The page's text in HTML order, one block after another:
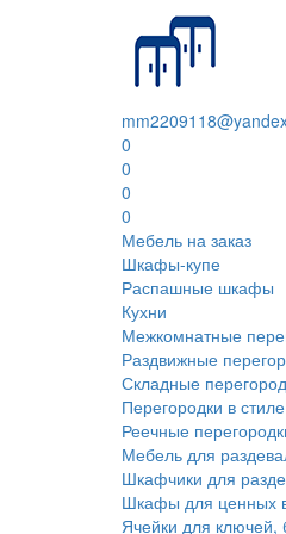
0
0
0
0
Мебель на заказ
Шкафы-купе
Распашные шкафы
Кухни
Межкомнатные
Раздвижные
Складные
Перегородки в
Реечные
Мебель для
Шкафчики для
Шкафы для ценных
Ячейки для ключей,